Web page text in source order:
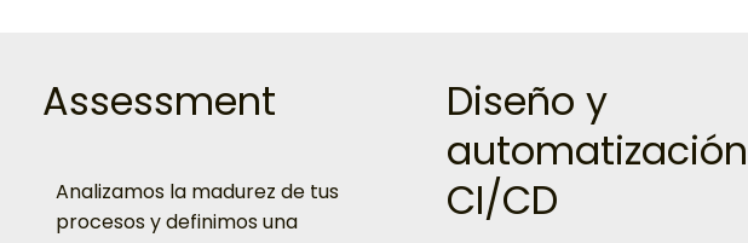
Assessment
Analizamos la madurez de tus
procesos y definimos una
Diseño y
automatización
CI/CD